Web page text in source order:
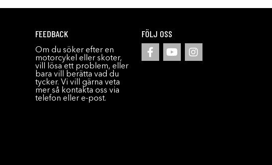
FEEDBACK
Om du söker efter en
motorcykel eller skoter,
vill lösa ett problem, eller
bara vill berätta vad du
tycker. Vi vill gärna veta
mer så kontakta oss via
telefon eller e-post.
FÖLJ OSS